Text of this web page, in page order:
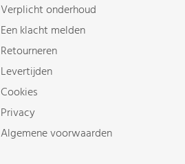
Verplicht onderhoud
Een klacht melden
Retourneren
Levertijden
Cookies
Privacy
Algemene voorwaarden